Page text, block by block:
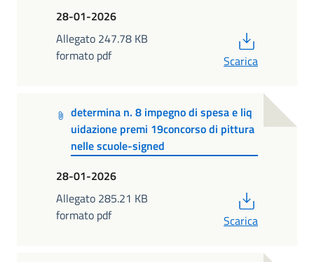
28-01-2026
Allegato 247.78 KB
formato pdf
Scarica
determina n. 8 impegno di spesa e liq
uidazione premi 19concorso di pittura
nelle scuole-signed
28-01-2026
Allegato 285.21 KB
formato pdf
Scarica